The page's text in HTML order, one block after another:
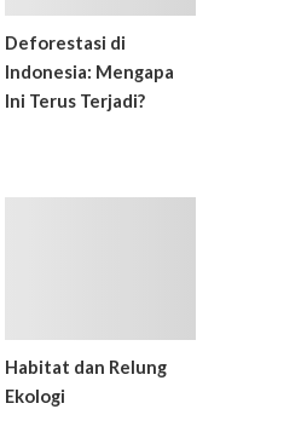
Deforestasi di
Indonesia: Mengapa
Ini Terus Terjadi?
Habitat dan Relung
Ekologi